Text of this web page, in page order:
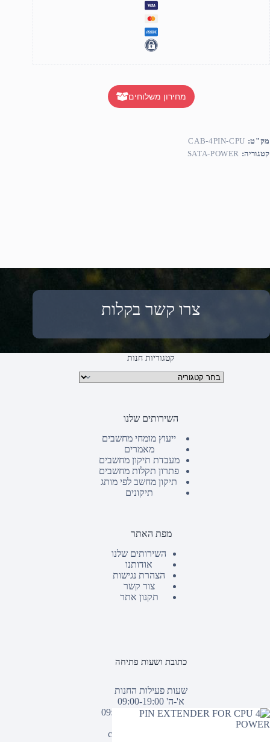
מחירון משלוחים
מק"ט: CAB-4PIN-CPU
קטגוריה: SATA-POWER
צרו קשר בקלות
קטגוריות חנות
קטגוריות מוצרים
השירותים שלנו
ייעוץ מומחי מחשבים
מאמרים
מעבדת תיקון מחשבים
פתרון תקלות מחשבים
תיקון מחשב לפי מותג
תיקונים
מפת האתר
השירותים שלנו
אודותנו
הצהרת נגישות
צור קשר
תקנון אתר
כתובת ושעות פתיחה
שעות פעילות החנות
א'-ה' 09:00-19:00
יום ו וערבי חג: 09:00-13:00